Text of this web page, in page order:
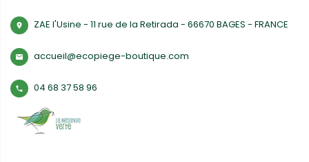
room ZAE l'Usine - 11 rue de la Retirada - 66670 BAGES - FRANCE
mail accueil@ecopiege-boutique.com
phone 04 68 37 58 96